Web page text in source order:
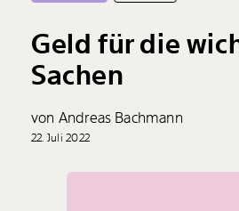
Geld für die
Sachen
von Andreas Bachmann
22. Juli 2022